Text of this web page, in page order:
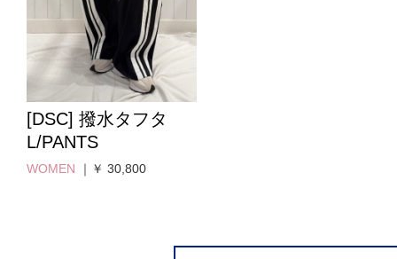
[DSC] 撥水タフタ
L/PANTS
WOMEN ｜￥ 30,800